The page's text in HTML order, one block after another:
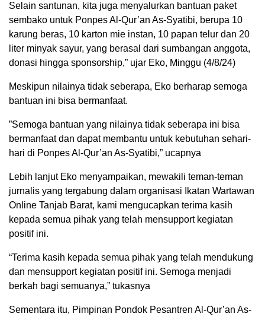
Selain santunan, kita juga menyalurkan bantuan paket
sembako untuk Ponpes Al-Qur’an As-Syatibi, berupa 10
karung beras, 10 karton mie instan, 10 papan telur dan 20
liter minyak sayur, yang berasal dari sumbangan anggota,
donasi hingga sponsorship,” ujar Eko, Minggu (4/8/24)
Meskipun nilainya tidak seberapa, Eko berharap semoga
bantuan ini bisa bermanfaat.
”Semoga bantuan yang nilainya tidak seberapa ini bisa
bermanfaat dan dapat membantu untuk kebutuhan sehari-
hari di Ponpes Al-Qur’an As-Syatibi,” ucapnya
Lebih lanjut Eko menyampaikan, mewakili teman-teman
jurnalis yang tergabung dalam organisasi Ikatan Wartawan
Online Tanjab Barat, kami mengucapkan terima kasih
kepada semua pihak yang telah mensupport kegiatan
positif ini.
“Terima kasih kepada semua pihak yang telah mendukung
dan mensupport kegiatan positif ini. Semoga menjadi
berkah bagi semuanya,” tukasnya
Sementara itu, Pimpinan Pondok Pesantren Al-Qur’an As-